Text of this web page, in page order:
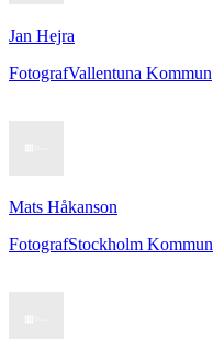
Jan Hejra
FotografVallentuna Kommun
Mats Håkanson
FotografStockholm Kommun